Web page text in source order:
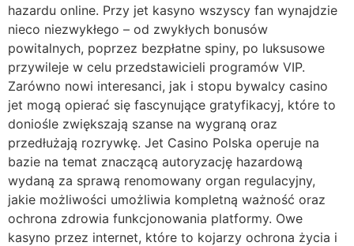
hazardu online. Przy jet kasyno wszyscy fan wynajdzie
nieco niezwykłego – od zwykłych bonusów
powitalnych, poprzez bezpłatne spiny, po luksusowe
przywileje w celu przedstawicieli programów VIP.
Zarówno nowi interesanci, jak i stopu bywalcy casino
jet mogą opierać się fascynujące gratyfikacyj, które to
doniośle zwiększają szanse na wygraną oraz
przedłużają rozrywkę. Jet Casino Polska operuje na
bazie na temat znaczącą autoryzację hazardową
wydaną za sprawą renomowany organ regulacyjny,
jakie możliwości umożliwia kompletną ważność oraz
ochrona zdrowia funkcjonowania platformy. Owe
kasyno przez internet, które to kojarzy ochrona życia i